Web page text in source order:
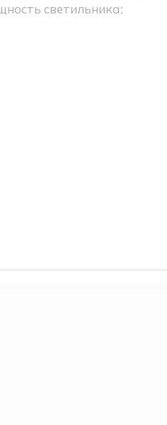
светильника: